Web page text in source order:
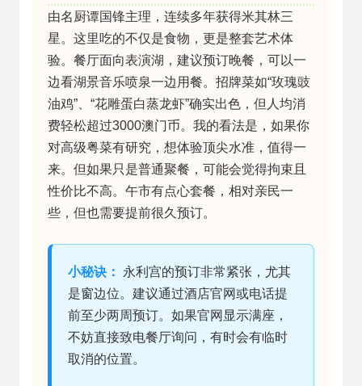
由名厨谭国锋主理，连续多年获得米其林三
星。这里吃的不仅是食物，更是整套艺术体
验。餐厅面向表演湖，建议预订晚餐，可以一
边看湖景音乐喷泉一边用餐。招牌菜如“玫瑰豉
油鸡”、“花雕蛋白蒸龙虾”确实出色，但人均消
费轻松超过3000澳门币。我的看法是，如果你
对高级粤菜有研究，想体验顶尖水准，值得一
来。但如果只是普通聚餐，可能会觉得拘束且
性价比不高。午市有点心套餐，相对亲民一
些，但也需要提前很久预订。
小秘诀：
永利宫的预订非常紧张，尤其
是窗边位。建议通过酒店官网或电话提
前至少两周预订。如果官网显示满座，
不妨直接致电餐厅询问，有时会有临时
取消的位置。